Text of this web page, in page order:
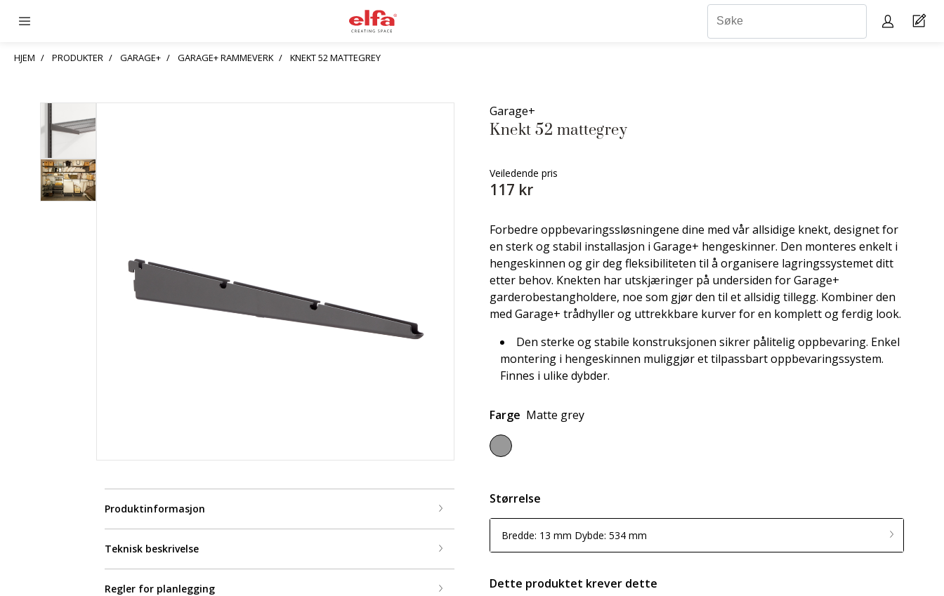
HJEM PRODUKTER GARAGE+ GARAGE+ RAMMEVERK KNEKT 52 MATTEGREY
Produktinformasjon
Teknisk beskrivelse
Regler for planlegging
Garage+
Knekt 52 mattegrey
Veiledende pris
117 kr
Forbedre oppbevaringssløsningene dine med vår allsidige knekt, designet for
en sterk og stabil installasjon i Garage+ hengeskinner. Den monteres enkelt i
hengeskinnen og gir deg fleksibiliteten til å organisere lagringssystemet ditt
etter behov. Knekten har utskjæringer på undersiden for Garage+
garderobestangholdere, noe som gjør den til et allsidig tillegg. Kombiner den
med Garage+ trådhyller og uttrekkbare kurver for en komplett og ferdig look.
Den sterke og stabile konstruksjonen sikrer pålitelig oppbevaring. Enkel
montering i hengeskinnen muliggjør et tilpassbart oppbevaringssystem.
Finnes i ulike dybder.
Farge Matte grey
Størrelse
Bredde: 13 mm Dybde: 534 mm
Dette produktet krever dette